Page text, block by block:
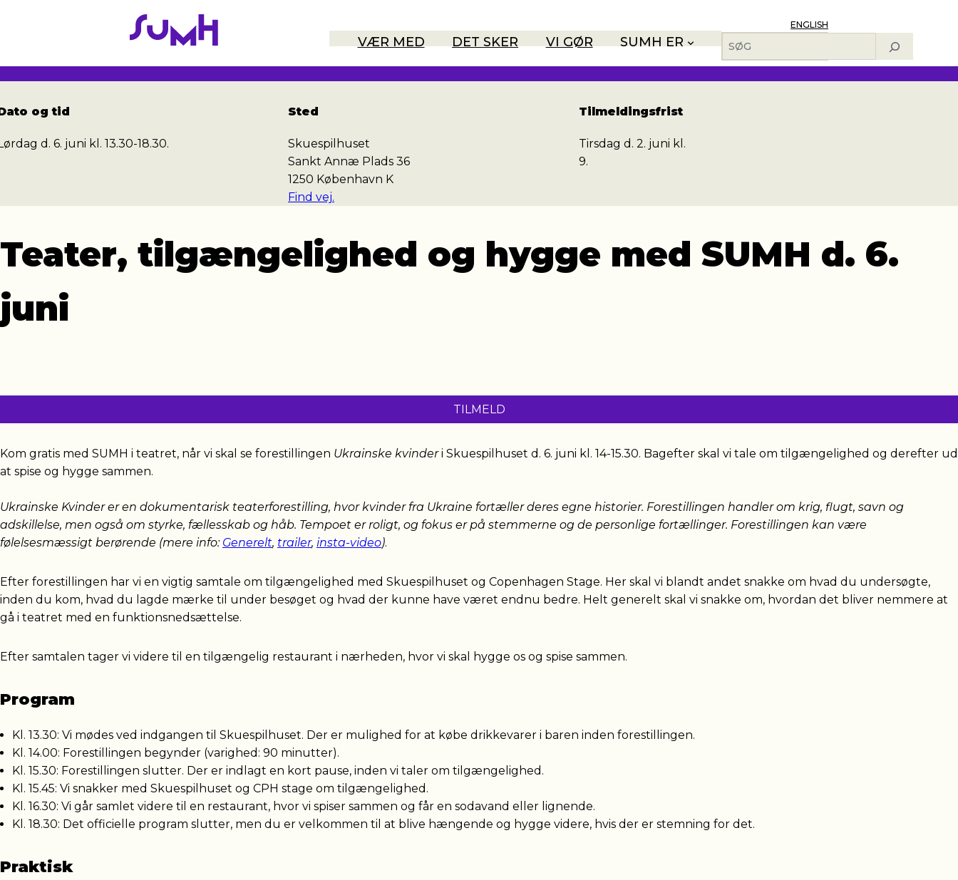
VÆR MED DET SKER VI GØR SUMH ER
ENGLISH
Søg
og tid
d. 6. juni kl. 13.30-18.30.
Sted
Skuespilhuset
Sankt Annæ Plads 36
1250 København K
Find vej.
Tilmeldingsfrist
Tirsdag d. 2. juni kl.
9.
Teater, tilgængelighed og hygge med SUMH d. 6.
juni
TILMELD
Kom gratis med SUMH i teatret, når vi skal se forestillingen Ukrainske kvinderi Skuespilhuset d. 6. juni kl. 14-15.30. Bagefter skal vi tale om tilgængelighed og derefter ud
at spise og hygge sammen.
Ukrainske Kvinder er en dokumentarisk teaterforestilling, hvor kvinder fra Ukraine fortæller deres egne historier. Forestillingen handler om krig, flugt, savn og
adskillelse, men også om styrke, fællesskab og håb. Tempoet er roligt, og fokus er på stemmerne og de personlige fortællinger. Forestillingen kan være
følelsesmæssigt berørende (mere info: Generelt, trailer, insta-video).
Efter forestillingen har vi en vigtig samtale om tilgængelighed med Skuespilhuset og Copenhagen Stage. Her skal vi blandt andet snakke om hvad du undersøgte,
inden du kom, hvad du lagde mærke til under besøget og hvad der kunne have været endnu bedre. Helt generelt skal vi snakke om, hvordan det bliver nemmere at
gå i teatret med en funktionsnedsættelse.
Efter samtalen tager vi videre til en tilgængelig restaurant i nærheden, hvor vi skal hygge os og spise sammen.
Program
Kl. 13.30: Vi mødes ved indgangen til Skuespilhuset. Der er mulighed for at købe drikkevarer i baren inden forestillingen.
Kl. 14.00: Forestillingen begynder (varighed: 90 minutter).
Kl. 15.30: Forestillingen slutter. Der er indlagt en kort pause, inden vi taler om tilgængelighed.
Kl. 15.45: Vi snakker med Skuespilhuset og CPH stage om tilgængelighed.
Kl. 16.30: Vi går samlet videre til en restaurant, hvor vi spiser sammen og får en sodavand eller lignende.
Kl. 18.30: Det officielle program slutter, men du er velkommen til at blive hængende og hygge videre, hvis der er stemning for det.
Praktisk